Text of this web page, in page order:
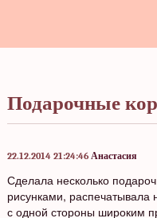
Подарочные
22.12.2014 21:24:46 Анастасия
Сделала несколько
рисунками, распечатывала
с одной стороны широким